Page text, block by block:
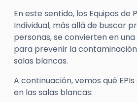
En este sentido, los Equipos de
Individual, más allá de buscar
personas, se convierten en
para prevenir la
salas blancas.
A continuación, vemos qué
en las salas blancas: